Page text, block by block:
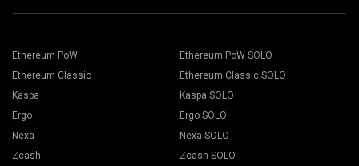
Ethereum PoW
Ethereum Classic
Kaspa
Ergo
Nexa
Zcash
Ethereum PoW SOLO
Ethereum Classic SOLO
Kaspa SOLO
Ergo SOLO
Nexa SOLO
Zcash SOLO